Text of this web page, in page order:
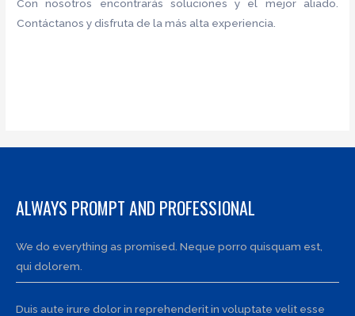
Con nosotros encontrarás soluciones y el mejor aliado.
Contáctanos y disfruta de la más alta experiencia.
ALWAYS PROMPT AND PROFESSIONAL
We do everything as promised. Neque porro quisquam est,
qui dolorem.
Duis aute irure dolor in reprehenderit in voluptate velit esse